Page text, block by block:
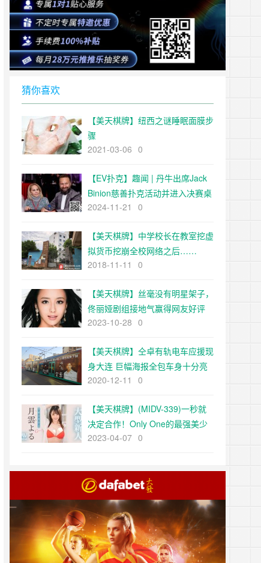
猜你喜欢
【美天棋牌】纽西之谜睡眠面膜步
骤
2021-03-06 0
【EV扑克】趣闻 | 丹牛出席Jack
Binion慈善扑克活动并进入决赛桌
【EV扑克官网】
2024-11-21 0
【美天棋牌】中学校长在教室挖虚
拟货币挖崩全校网络之后……
2018-11-11
0
【美天棋牌】丝毫没有明星架子，
佟丽娅剧组接地气赢得网友好评
2023-10-28 0
【美天棋牌】仝卓有轨电车应援现
身大连 巨幅海报全包车身十分亮
眼
2020-12-11 0
【美天棋牌】(MIDV-339)一秒就
决定合作！Only One的最强美少
女！月云よる(月云夜)、奇蹟出
2023-04-07 0